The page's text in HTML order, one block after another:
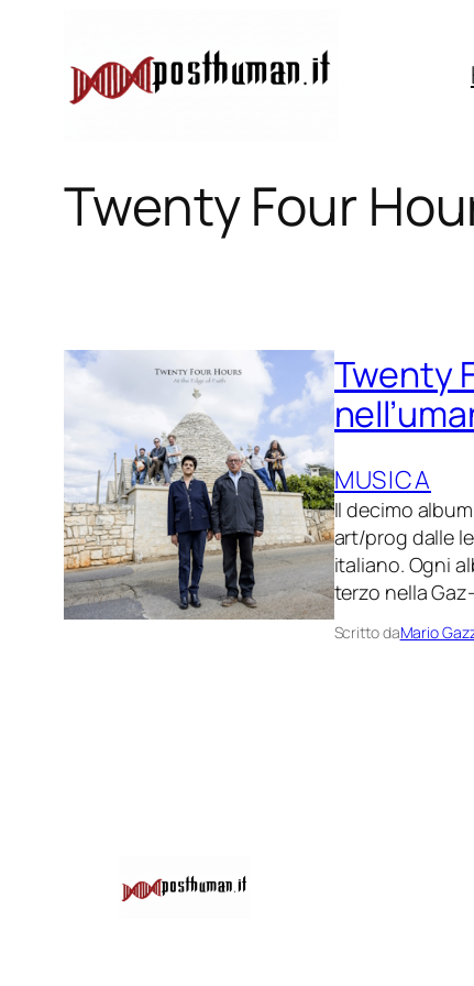
contenuto
Twenty Four
Twenty
MUSICA
Il decimo
art/prog dalle
italiano. Ogni
terzo nella
Scritto daMario